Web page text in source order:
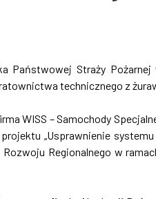
Państwowej Straży
technicznego z
WISS – Samochody
„Usprawnienie
Regionalnego w